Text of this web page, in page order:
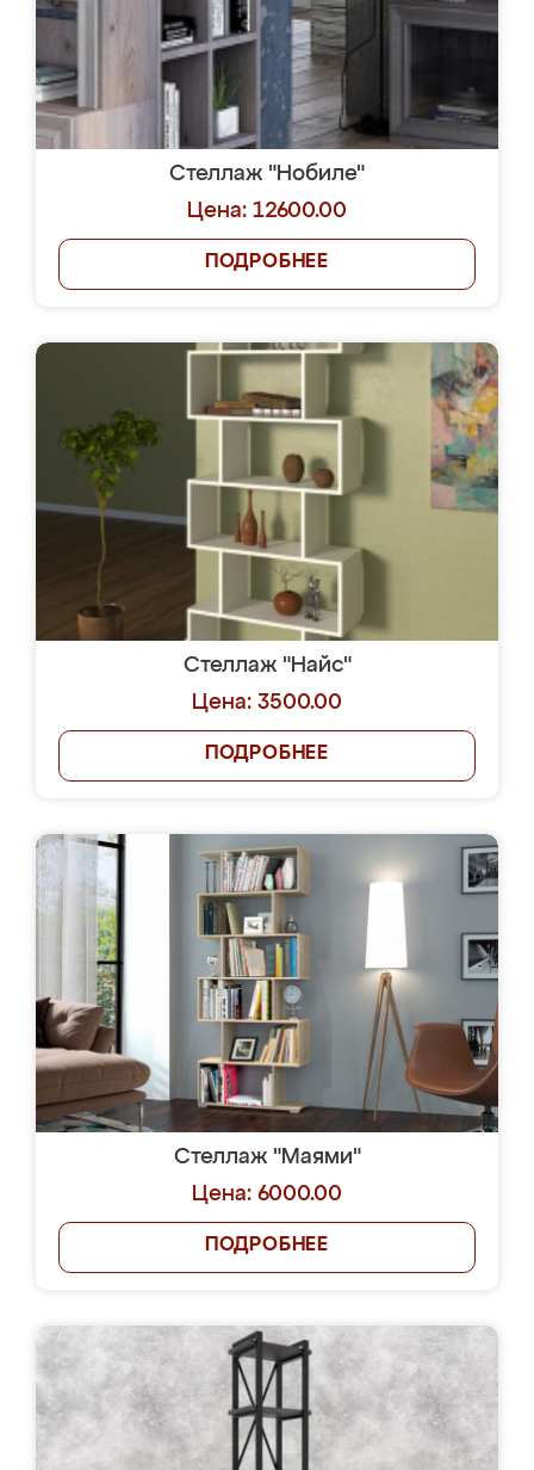
Стеллаж "Нобиле"
Цена: 12600.00
ПОДРОБНЕЕ
Стеллаж "Найс"
Цена: 3500.00
ПОДРОБНЕЕ
Стеллаж "Маями"
Цена: 6000.00
ПОДРОБНЕЕ